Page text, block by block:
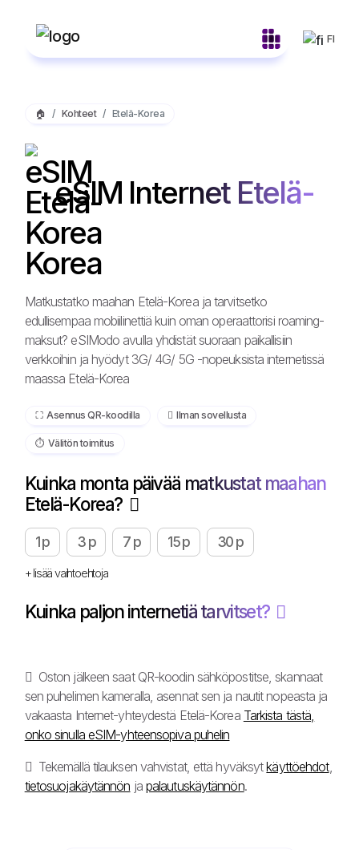
FI
🏠 Kohteet Etelä-Korea
eSIM Internet Etelä-
Korea
Matkustatko maahan Etelä-Korea ja tarvitsetko
edullisempaa mobiilinettiä kuin oman operaattorisi roaming-
maksut? eSIModo avulla yhdistät suoraan paikallisiin
verkkoihin ja hyödyt 3G/ 4G/ 5G -nopeuksista internetissä
maassa Etelä-Korea
⛶️️ Asennus QR-koodilla ️ Ilman sovellusta
⏱️️ Välitön toimitus
Kuinka monta päivää matkustat maahan
Etelä-Korea?
1 p 3 p 7 p 15 p 30 p
+ lisää vaihtoehtoja
Kuinka paljon internetiä tarvitset?
Oston jälkeen saat QR-koodin sähköpostitse, skannaat
sen puhelimen kameralla, asennat sen ja nautit nopeasta ja
vakaasta Internet-yhteydestä Etelä-Korea Tarkista tästä,
onko sinulla eSIM-yhteensopiva puhelin
Tekemällä tilauksen vahvistat, että hyväksytkäyttöehdot,
tietosuojakäytännön ja palautuskäytännön.